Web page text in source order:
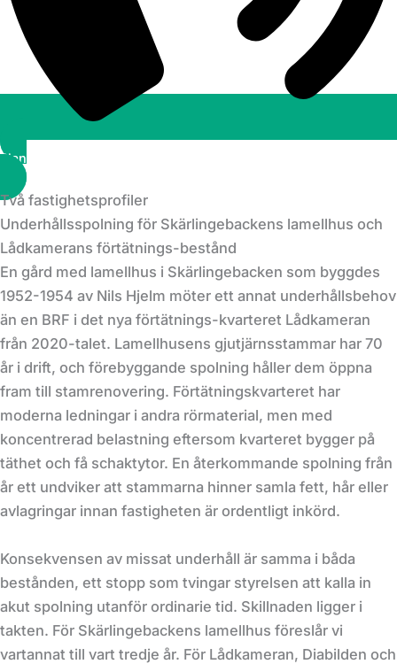
Planera ett besök
Två fastighetsprofiler
Underhållsspolning för Skärlingebackens lamellhus och
Lådkamerans förtätnings-bestånd
En gård med lamellhus i Skärlingebacken som byggdes
1952-1954 av Nils Hjelm möter ett annat underhållsbehov
än en BRF i det nya förtätnings-kvarteret Lådkameran
från 2020-talet. Lamellhusens gjutjärnsstammar har 70
år i drift, och förebyggande spolning håller dem öppna
fram till stamrenovering. Förtätningskvarteret har
moderna ledningar i andra rörmaterial, men med
koncentrerad belastning eftersom kvarteret bygger på
täthet och få schaktytor. En återkommande spolning från
år ett undviker att stammarna hinner samla fett, hår eller
avlagringar innan fastigheten är ordentligt inkörd.
Konsekvensen av missat underhåll är samma i båda
bestånden, ett stopp som tvingar styrelsen att kalla in
akut spolning utanför ordinarie tid. Skillnaden ligger i
takten. För Skärlingebackens lamellhus föreslår vi
vartannat till vart tredje år. För Lådkameran, Diabilden och